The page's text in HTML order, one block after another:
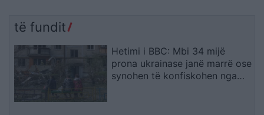
të fundit
Hetimi i BBC: Mbi 34 mijë
prona ukrainase janë marrë ose
synohen të konfiskohen nga